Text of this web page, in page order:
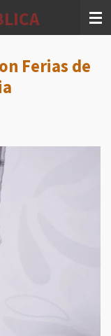
Ferias de